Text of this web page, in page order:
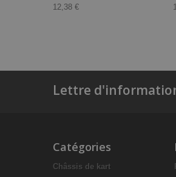
12,38 €
Lettre
Catégories
Châssis de kart